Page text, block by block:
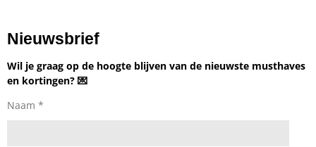
Nieuwsbrief
Wil je graag op de hoogte blijven van de nieuwste musthaves
en kortingen? 💌
Naam *